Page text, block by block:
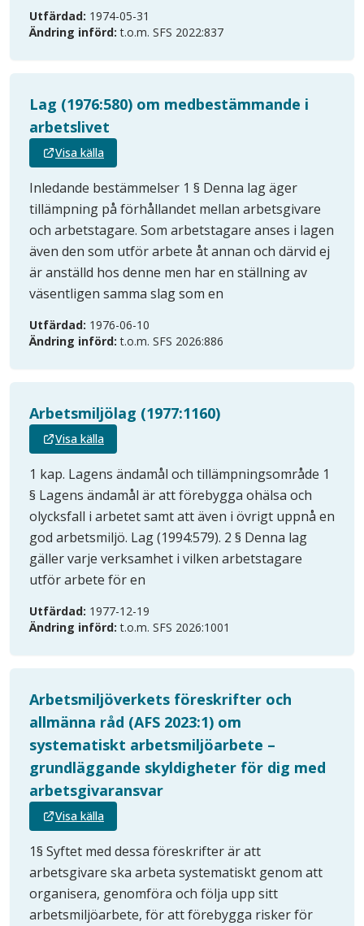
Utfärdad: 1974-05-31
Ändring införd: t.o.m. SFS 2022:837
Lag (1976:580) om medbestämmande i
arbetslivet
Visa källa
Inledande bestämmelser 1 § Denna lag äger
tillämpning på förhållandet mellan arbetsgivare
och arbetstagare. Som arbetstagare anses i lagen
även den som utför arbete åt annan och därvid ej
är anställd hos denne men har en ställning av
väsentligen samma slag som en
Utfärdad: 1976-06-10
Ändring införd: t.o.m. SFS 2026:886
Arbetsmiljölag (1977:1160)
Visa källa
1 kap. Lagens ändamål och tillämpningsområde 1
§ Lagens ändamål är att förebygga ohälsa och
olycksfall i arbetet samt att även i övrigt uppnå en
god arbetsmiljö. Lag (1994:579). 2 § Denna lag
gäller varje verksamhet i vilken arbetstagare
utför arbete för en
Utfärdad: 1977-12-19
Ändring införd: t.o.m. SFS 2026:1001
Arbetsmiljöverkets föreskrifter och
allmänna råd (AFS 2023:1) om
systematiskt arbetsmiljöarbete –
grundläggande skyldigheter för dig med
arbetsgivaransvar
Visa källa
1§ Syftet med dessa föreskrifter är att
arbetsgivare ska arbeta systematiskt genom att
organisera, genomföra och följa upp sitt
arbetsmiljöarbete, för att förebygga risker för